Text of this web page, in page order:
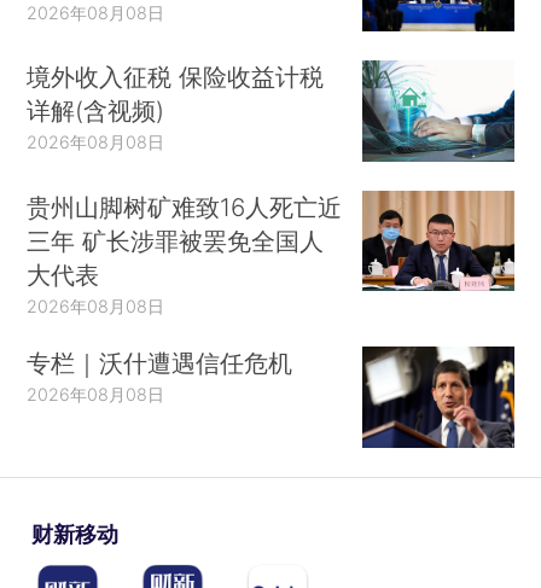
2026年08月08日
境外收入征税 保险收益计税
详解(含视频)
2026年08月08日
贵州山脚树矿难致16人死亡近
三年 矿长涉罪被罢免全国人
大代表
2026年08月08日
专栏｜沃什遭遇信任危机
2026年08月08日
财新移动